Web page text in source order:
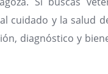
cuidado y la salud
diagnóstico y